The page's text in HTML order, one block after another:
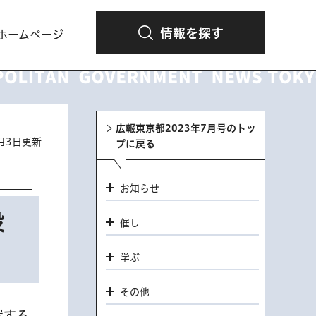
ームページ 情報を探す
3日更新
広報東京都2023年7月号のトッ
プに戻る
お知らせ
催し
学ぶ
その他